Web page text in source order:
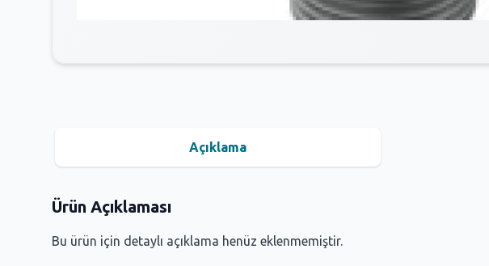
Açıklama
Ürün Açıklaması
Bu ürün için detaylı açıklama henüz eklenmemiştir.